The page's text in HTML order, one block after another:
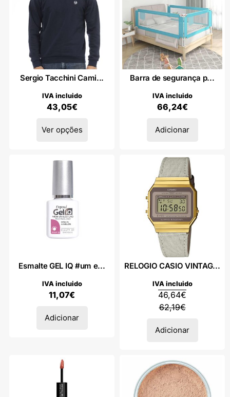
Sergio Tacchini Cami...
43,05€
IVA incluido
Ver opções
Barra de segurança p...
66,24€
IVA incluido
Adicionar
Esmalte GEL IQ #um e...
11,07€
IVA incluido
Adicionar
RELOGIO CASIO VINTAG...
62,19€
46,64€
IVA incluido
Adicionar